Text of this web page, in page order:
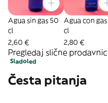
Agua sin gas 50
cl
2,60 €
Agua con gas
cl
2,80 €
Pregledaj slične
Sladoled
Česta pitanja